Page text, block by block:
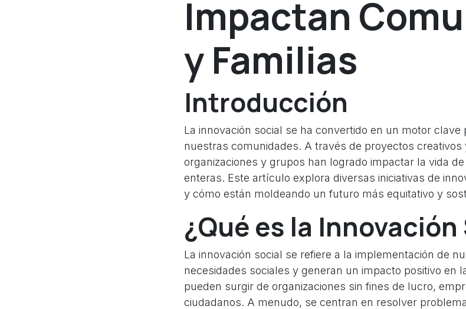
Impactan
y Familias
Introducción
La innovación social se ha convertido en un motor clave
nuestras comunidades. A través de proyectos
organizaciones y grupos han logrado impactar la vida
enteras. Este artículo explora diversas iniciativas de
y cómo están moldeando un futuro más equitativo y
¿Qué es la
La innovación social se refiere a la implementación de
necesidades sociales y generan un impacto positivo en
pueden surgir de organizaciones sin fines de lucro,
ciudadanos. A menudo, se centran en resolver